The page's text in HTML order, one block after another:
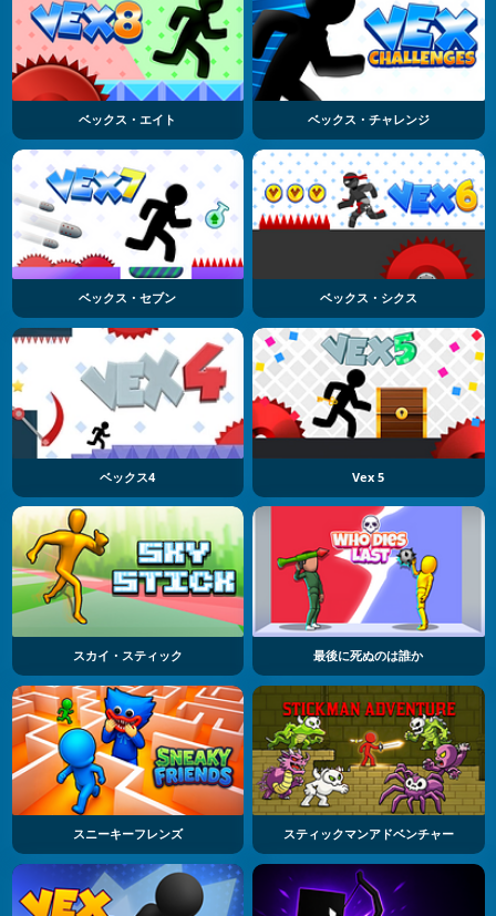
ベックス・エイト ベックス・チャレンジ
ベックス・セブン ベックス・シクス
ベックス4 Vex 5
スカイ・スティック 最後に死ぬのは誰か
スニーキーフレンズ スティックマンアドベンチャー